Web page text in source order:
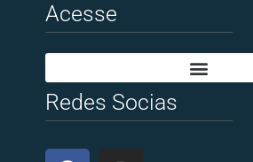
Acesse
Redes Socias